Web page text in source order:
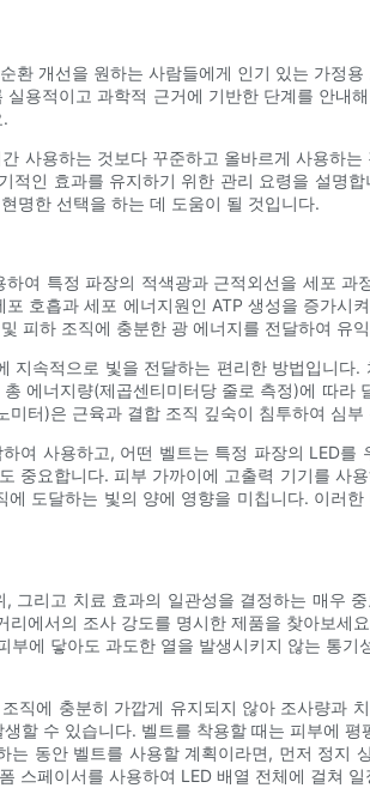
환 개선을 원하는 사람들에게 인기 있는 가정
용적이고 과학적 근거에 기반한 단계를 안
사용하는 것보다 꾸준하고 올바르게 사용하
인 효과를 유지하기 위한 관리 요령을 설명
명한 선택을 하는 데 도움이 될 것입니다.
여 특정 파장의 적색광과 근적외선을 세포
호흡과 세포 에너지원인 ATP 생성을 증가
피하 조직에 충분한 광 에너지를 전달하여 유
지속적으로 빛을 전달하는 편리한 방법입니
에너지량(제곱센티미터당 줄로 측정)에 따
터)은 근육과 결합 조직 깊숙이 침투하여 심
여 사용하고, 어떤 벨트는 특정 파장의 LED
중요합니다. 피부 가까이에 고출력 기기를
도달하는 빛의 양에 영향을 미칩니다. 이러
그리고 치료 효과의 일관성을 결정하는 매우
에서의 조사 강도를 명시한 제품을 찾아보세
에 닿아도 과도한 열을 발생시키지 않는 통
직에 충분히 가깝게 유지되지 않아 조사량과
할 수 있습니다. 벨트를 착용할 때는 피부에
동안 벨트를 사용할 계획이라면, 먼저 정지
스페이서를 사용하여 LED 배열 전체에 걸쳐